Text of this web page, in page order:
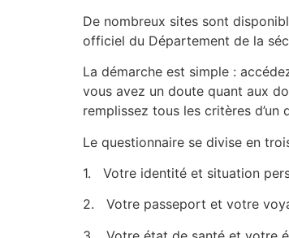
De nombreux sites sont
officiel du Département de la
La démarche est simple :
vous avez un doute quant aux
remplissez tous les critères d’un
Le questionnaire se divise en
1. Votre identité et situation
2. Votre passeport et votre